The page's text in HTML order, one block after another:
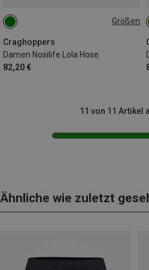
Größen
Craghoppers
Damen Nosilife Lola Hose
82,20 €
11 von 11 Artikel
Ähnliche wie zuletzt